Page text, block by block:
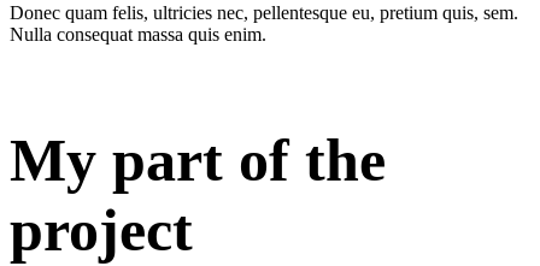
Donec quam felis, ultricies nec, pellentesque eu, pretium quis, sem.
Nulla consequat massa quis enim.
My part of the
project